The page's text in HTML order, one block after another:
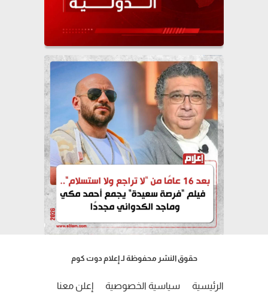
حقوق النشر محفوظة لـ إعلام دوت كوم
الرئيسية سياسية الخصوصية إعلن معنا